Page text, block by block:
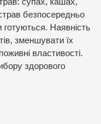
супах, кашах,
безпосередньо
готуються. Наявність
зменшувати їх
властивості.
здорового